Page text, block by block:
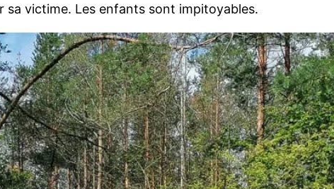
sa victime. Les enfants sont impitoyables.